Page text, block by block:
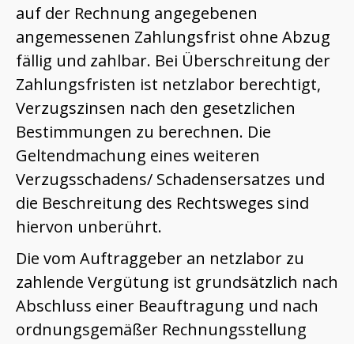
auf der Rechnung angegebenen
angemessenen Zahlungsfrist ohne Abzug
fällig und zahlbar. Bei Überschreitung der
Zahlungsfristen ist netzlabor berechtigt,
Verzugszinsen nach den gesetzlichen
Bestimmungen zu berechnen. Die
Geltendmachung eines weiteren
Verzugsschadens/ Schadensersatzes und
die Beschreitung des Rechtsweges sind
hiervon unberührt.
Die vom Auftraggeber an netzlabor zu
zahlende Vergütung ist grundsätzlich nach
Abschluss einer Beauftragung und nach
ordnungsgemäßer Rechnungsstellung